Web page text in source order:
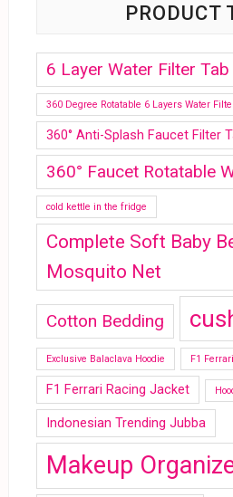
PRODUCT
6 Layer Water Filter Tab
360 Degree Rotatable 6 Layers Water
360° Anti-Splash Faucet Filter
360° Faucet Rotatable
cold kettle in the fridge
Complete Soft Baby
Mosquito Net
Cotton Bedding
Exclusive Balaclava Hoodie F1
F1 Ferrari Racing Jacket
Indonesian Trending Jubba
Makeup